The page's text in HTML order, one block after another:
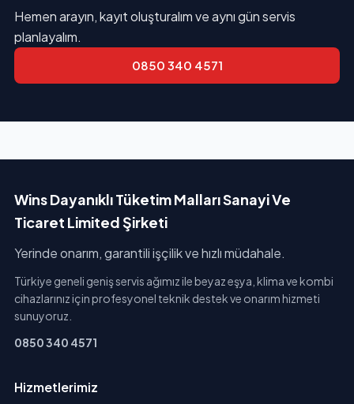
Hemen arayın, kayıt oluşturalım ve aynı gün servis
planlayalım.
0850 340 4571
Wins Dayanıklı Tüketim Malları Sanayi Ve
Ticaret Limited Şirketi
Yerinde onarım, garantili işçilik ve hızlı müdahale.
Türkiye geneli geniş servis ağımız ile beyaz eşya, klima ve kombi
cihazlarınız için profesyonel teknik destek ve onarım hizmeti
sunuyoruz.
0850 340 4571
Hizmetlerimiz